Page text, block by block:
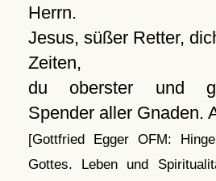
Herrn.
Jesus, süßer Retter,
Zeiten,
du oberster und
Spender aller Gnaden.
[Gottfried Egger OFM:
Gottes. Leben und